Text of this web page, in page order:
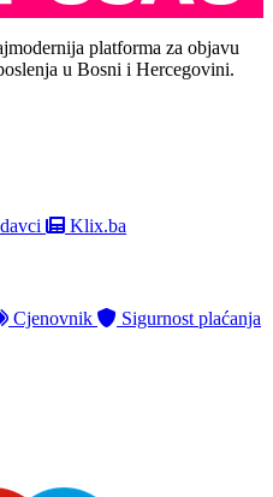
platforma za objavu
u Bosni i Hercegovini.
Klix.ba
Cjenovnik Sigurnost plaćanja